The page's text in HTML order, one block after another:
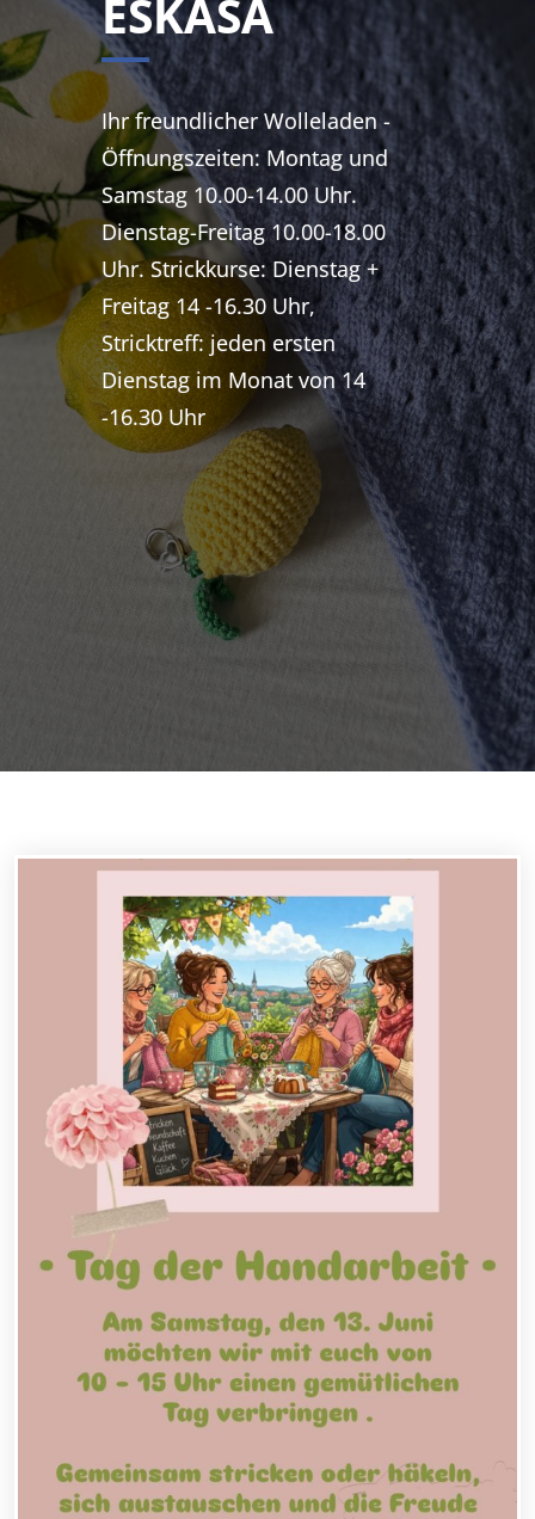
ESKASA
Ihr freundlicher Wolleladen -
Öffnungszeiten: Montag und
Samstag 10.00-14.00 Uhr.
Dienstag-Freitag 10.00-18.00
Uhr. Strickkurse: Dienstag +
Freitag 14 -16.30 Uhr,
Stricktreff: jeden ersten
Dienstag im Monat von 14
-16.30 Uhr